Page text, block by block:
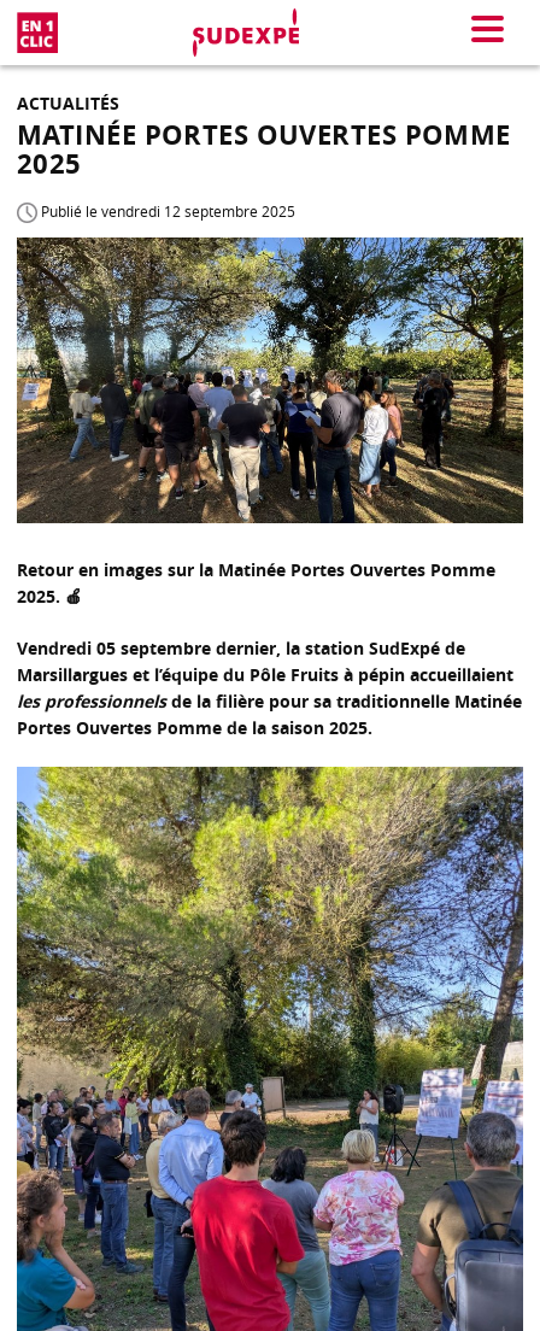
Menu
ACTUALITÉS
MATINÉE PORTES OUVERTES POMME
2025
Publié le vendredi 12 septembre 2025
Retour en images sur la Matinée Portes Ouvertes Pomme
2025. 🍎
Vendredi 05 septembre dernier, la station SudExpé de
Marsillargues et l’équipe du Pôle Fruits à pépin accueillaient
les professionnels de la filière pour sa traditionnelle Matinée
Portes Ouvertes Pomme de la saison 2025.